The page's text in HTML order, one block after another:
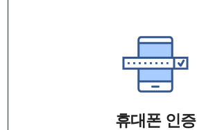
휴대폰 인증